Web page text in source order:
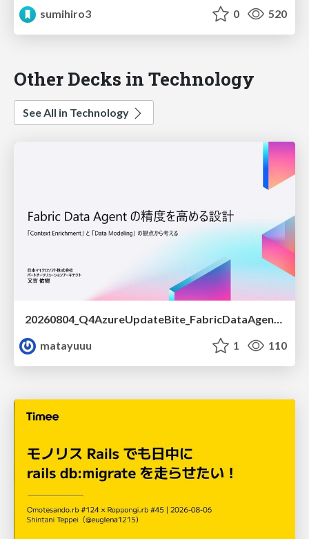
sumihiro3
0 520
Other Decks in Technology
See All in Technology
matayuuu
1 110